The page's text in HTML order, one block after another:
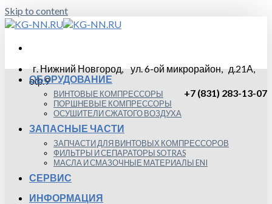
Skip to content
г. Нижний Новгород, ул. 6-ой микрорайон, д.21А,
оф.9
+7 (831) 283-13-07
ОБОРУДОВАНИЕ
ВИНТОВЫЕ КОМПРЕССОРЫ
ПОРШНЕВЫЕ КОМПРЕССОРЫ
ОСУШИТЕЛИ СЖАТОГО ВОЗДУХА
ЗАПАСНЫЕ ЧАСТИ
ЗАПЧАСТИ ДЛЯ ВИНТОВЫХ КОМПРЕССОРОВ
ФИЛЬТРЫ И СЕПАРАТОРЫ SOTRAS
МАСЛА И СМАЗОЧНЫЕ МАТЕРИАЛЫ ENI
СЕРВИС
ИНФОРМАЦИЯ